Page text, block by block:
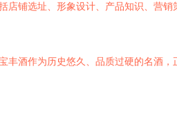
店铺选址、形象设计、产品知识、营
丰酒作为历史悠久、品质过硬的名酒